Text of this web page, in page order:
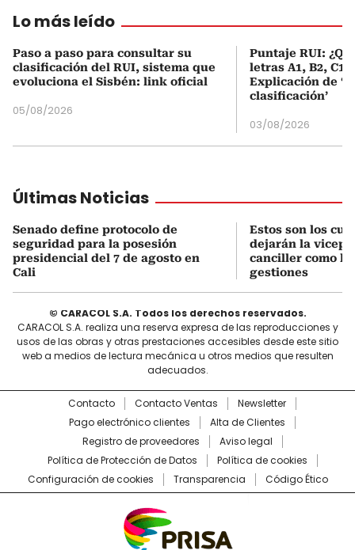
Lo más leído
Paso a paso para consultar su
clasificación del RUI, sistema que
evoluciona el Sisbén: link oficial
05/08/2026
Puntaje RUI:
letras A1, B2, C1
Explicación de
clasificación’
03/08/2026
Últimas Noticias
Senado define protocolo de
seguridad para la posesión
presidencial del 7 de agosto en
Cali
Estos son los
dejarán la
canciller como
gestiones
© CARACOL S.A. Todos los derechos reservados.
CARACOL S.A. realiza una reserva expresa de las reproducciones y
usos de las obras y otras prestaciones accesibles desde este sitio
web a medios de lectura mecánica u otros medios que resulten
adecuados.
Contacto Contacto Ventas
Newsletter
Pago electrónico clientes
Alta de Clientes
Registro de proveedores
Aviso legal
Política de Protección de Datos
Política de cookies
Configuración de cookies
Transparencia Código Ético